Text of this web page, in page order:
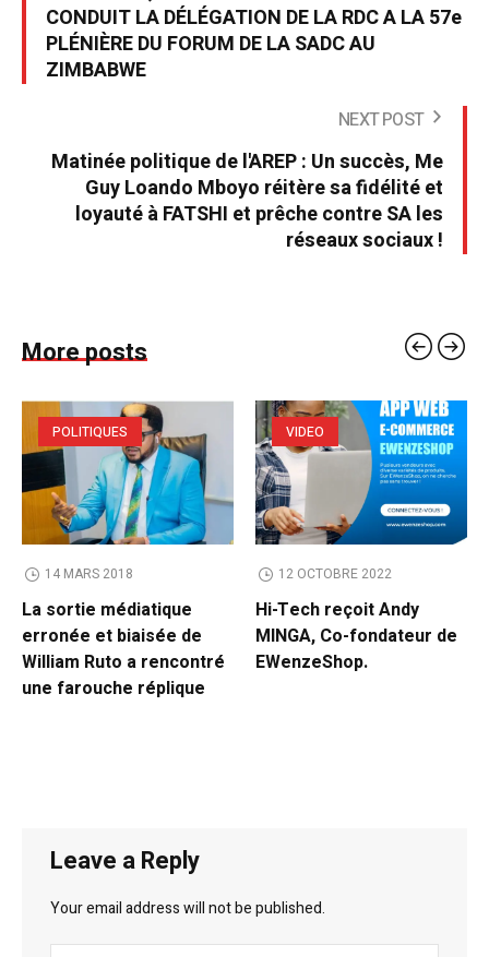
CONDUIT LA DÉLÉGATION DE LA RDC A LA 57e
PLÉNIÈRE DU FORUM DE LA SADC AU
ZIMBABWE
NEXT POST
Matinée politique de l'AREP : Un succès, Me
Guy Loando Mboyo réitère sa fidélité et
loyauté à FATSHI et prêche contre SA les
réseaux sociaux !
More posts
POLITIQUES
14 MARS 2018
La sortie médiatique
erronée et biaisée de
William Ruto a rencontré
une farouche réplique
VIDEO
12 OCTOBRE 2022
Hi-Tech reçoit Andy
MINGA, Co-fondateur de
EWenzeShop.
Leave a Reply
Your email address will not be published.